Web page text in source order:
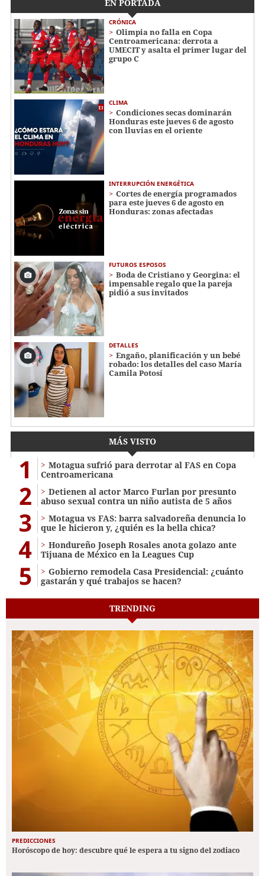
EN PORTADA
CRÓNICA
Olimpia no falla en Copa
Centroamericana: derrota a
UMECIT y asalta el primer lugar del
grupo C
CLIMA
Condiciones secas dominarán
Honduras este jueves 6 de agosto
con lluvias en el oriente
INTERRUPCIÓN ENERGÉTICA
Cortes de energía programados
para este jueves 6 de agosto en
Honduras: zonas afectadas
FUTUROS ESPOSOS
Boda de Cristiano y Georgina: el
impensable regalo que la pareja
pidió a sus invitados
DETALLES
Engaño, planificación y un bebé
robado: los detalles del caso María
Camila Potosí
MÁS VISTO
1
Motagua sufrió para derrotar al FAS en Copa
Centroamericana
2
Detienen al actor Marco Furlan por presunto
abuso sexual contra un niño autista de 5 años
3
Motagua vs FAS: barra salvadoreña denuncia lo
que le hicieron y, ¿quién es la bella chica?
4
Hondureño Joseph Rosales anota golazo ante
Tijuana de México en la Leagues Cup
5
Gobierno remodela Casa Presidencial: ¿cuánto
gastarán y qué trabajos se hacen?
TRENDING
PREDICCIONES
Horóscopo de hoy: descubre qué le espera a tu signo del zodiaco